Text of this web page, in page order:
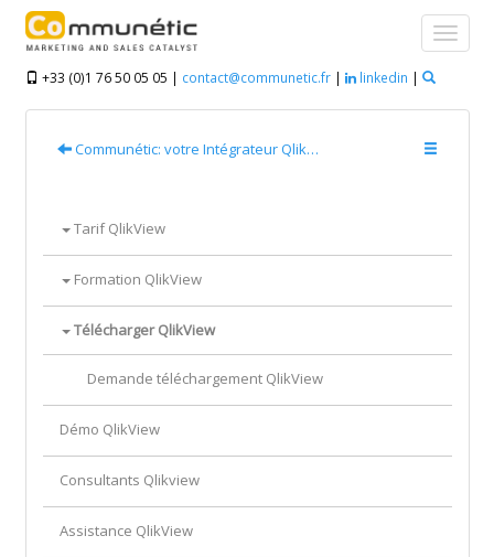
+33 (0)1 76 50 05 05 | contact@communetic.fr| linkedin |
Communétic: votre Intégrateur QlikView & Qlik Sense ®
Tarif QlikView
Formation QlikView
Télécharger QlikView
Demande téléchargement QlikView
Démo QlikView
Consultants Qlikview
Assistance QlikView